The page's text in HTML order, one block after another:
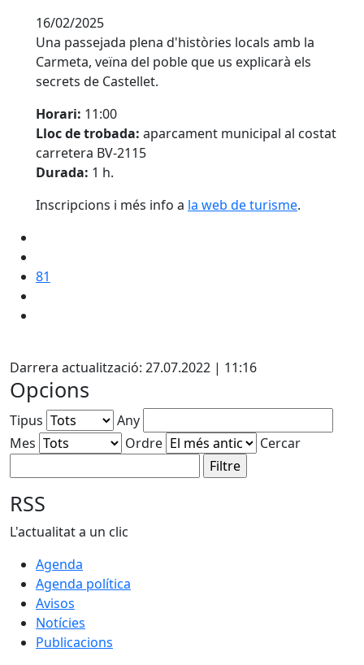
16/02/2025
Una passejada plena d'històries locals amb la
Carmeta, veïna del poble que us explicarà els
secrets de Castellet.
Horari: 11:00
Lloc de trobada: aparcament municipal al costat
carretera BV-2115
Durada: 1 h.
Inscripcions i més info a la web de turisme.
81
Darrera actualització: 27.07.2022 | 11:16
Opcions
Tipus
Any
Mes
Ordre Cercar
RSS
L'actualitat a un clic
Agenda
Agenda política
Avisos
Notícies
Publicacions